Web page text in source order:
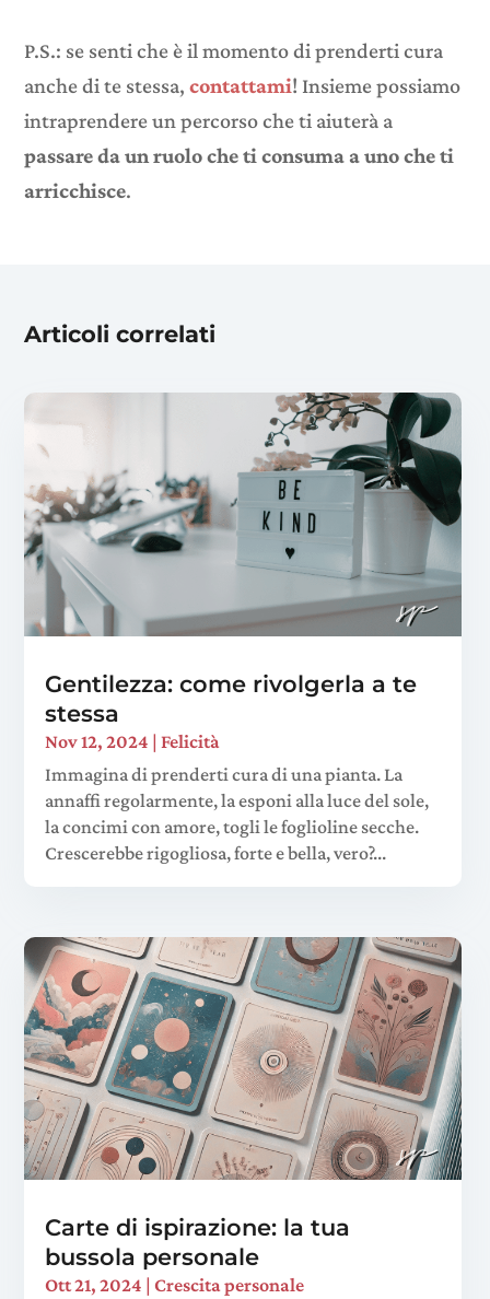
P.S.: se senti che è il momento di prenderti cura
anche di te stessa,contattami! Insieme possiamo
intraprendere un percorso che ti aiuterà a
passare da un ruolo che ti consuma a uno che ti
arricchisce.
Articoli correlati
Gentilezza: come rivolgerla a te
stessa
Nov 12, 2024 |Felicità
Immagina di prenderti cura di una pianta. La
annaffi regolarmente, la esponi alla luce del sole,
la concimi con amore, togli le foglioline secche.
Crescerebbe rigogliosa, forte e bella, vero?...
Carte di ispirazione: la tua
bussola personale
Ott 21, 2024 |Crescita personale